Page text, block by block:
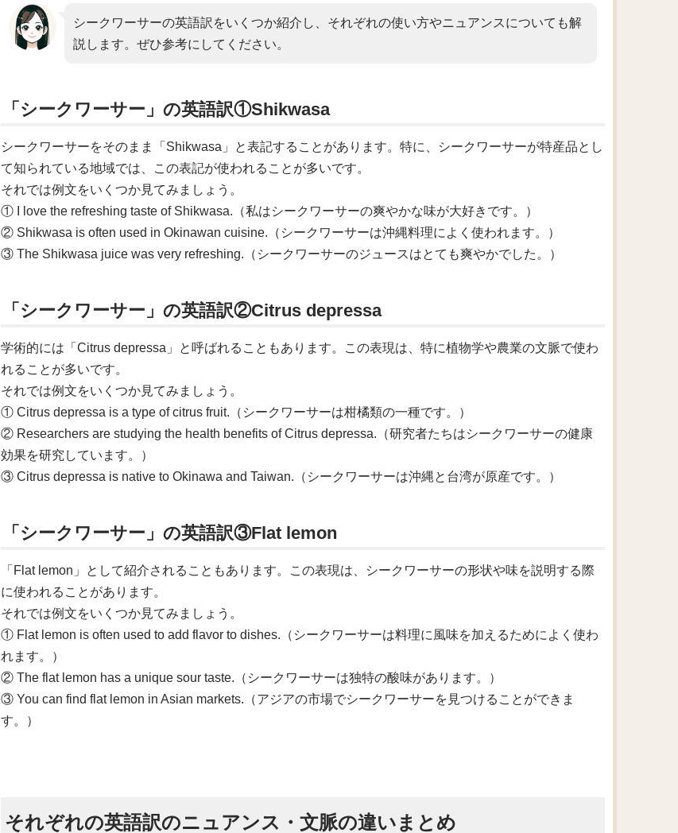
シークワーサーの英語訳をいくつか紹介し、それぞれの使い方やニュアンスについても解
説します。ぜひ参考にしてください。
「シークワーサー」の英語訳①Shikwasa
シークワーサーをそのまま「Shikwasa」と表記することがあります。特に、シークワーサーが特産品とし
て知られている地域では、この表記が使われることが多いです。
それでは例文をいくつか見てみましょう。
① I love the refreshing taste of Shikwasa.（私はシークワーサーの爽やかな味が大好きです。）
② Shikwasa is often used in Okinawan cuisine.（シークワーサーは沖縄料理によく使われます。）
③ The Shikwasa juice was very refreshing.（シークワーサーのジュースはとても爽やかでした。）
「シークワーサー」の英語訳②Citrus depressa
学術的には「Citrus depressa」と呼ばれることもあります。この表現は、特に植物学や農業の文脈で使わ
れることが多いです。
それでは例文をいくつか見てみましょう。
① Citrus depressa is a type of citrus fruit.（シークワーサーは柑橘類の一種です。）
② Researchers are studying the health benefits of Citrus depressa.（研究者たちはシークワーサーの健康
効果を研究しています。）
③ Citrus depressa is native to Okinawa and Taiwan.（シークワーサーは沖縄と台湾が原産です。）
「シークワーサー」の英語訳③Flat lemon
「Flat lemon」として紹介されることもあります。この表現は、シークワーサーの形状や味を説明する際
に使われることがあります。
それでは例文をいくつか見てみましょう。
① Flat lemon is often used to add flavor to dishes.（シークワーサーは料理に風味を加えるためによく使わ
れます。）
② The flat lemon has a unique sour taste.（シークワーサーは独特の酸味があります。）
③ You can find flat lemon in Asian markets.（アジアの市場でシークワーサーを見つけることができま
す。）
それぞれの英語訳のニュアンス・文脈の違いまとめ